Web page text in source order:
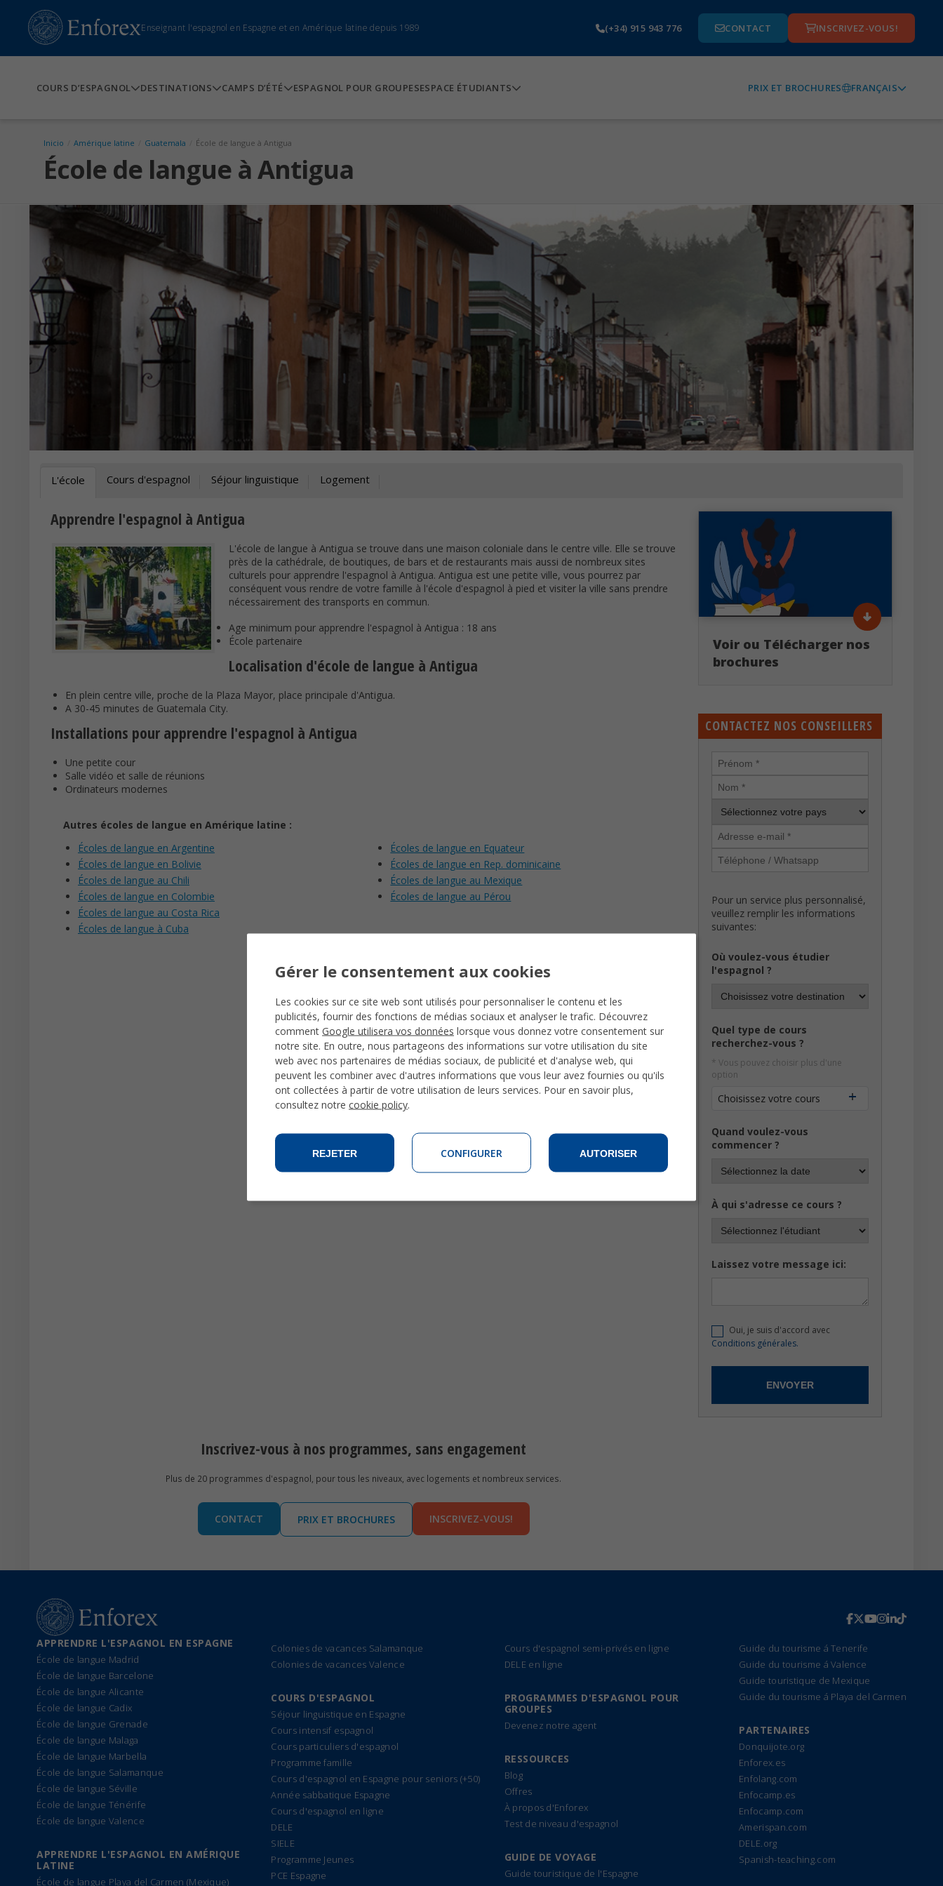
Enseignant l'espagnol en Espagne et en Amérique latine depuis 1989 (+34) 915 943 776 CONTACT INSCRIVEZ-VOUS!
COURS D’ESPAGNOL DESTINATIONS CAMPS D’ÉTÉ ESPAGNOL POUR GROUPESESPACE ÉTUDIANTS PRIX ET BROCHURES FRANÇAIS
Inicio Amérique latine Guatemala École de langue à Antigua
École de langue à Antigua
L'école Cours d'espagnol Séjour linguistique Logement
Apprendre l'espagnol à Antigua
L'école de langue à Antigua se trouve dans une maison coloniale dans le centre ville. Elle se trouve
près de la cathédrale, de boutiques, de bars et de restaurants mais aussi de nombreux sites
culturels pour apprendre l'espagnol à Antigua. Antigua est une petite ville, vous pourrez par
conséquent vous rendre de votre famille à l'école d'espagnol à pied et visiter la ville sans prendre
nécessairement des transports en commun.
Age minimum pour apprendre l'espagnol à Antigua : 18 ans
École partenaire
Localisation d'école de langue à Antigua
En plein centre ville, proche de la Plaza Mayor, place principale d'Antigua.
A 30-45 minutes de Guatemala City.
Installations pour apprendre l'espagnol à Antigua
Une petite cour
Salle vidéo et salle de réunions
Ordinateurs modernes
Autres écoles de langue en Amérique latine :
Écoles de langue en Argentine
Écoles de langue en Bolivie
Écoles de langue au Chili
Écoles de langue en Colombie
Écoles de langue au Costa Rica
Écoles de langue à Cuba
Écoles de langue en Equateur
Écoles de langue en Rep. dominicaine
Écoles de langue au Mexique
Écoles de langue au Pérou
Voir ou Télécharger nos
brochures
CONTACTEZ NOS CONSEILLERS
Pour un service plus personnalisé,
veuillez remplir les informations
suivantes:
Où voulez-vous étudier
l'espagnol ?
Quel type de cours
recherchez-vous ?
* Vous pouvez choisir plus d'une
option
Choisissez votre cours
Quand voulez-vous
commencer ?
À qui s'adresse ce cours ?
Laissez votre message ici:
Oui, je suis d'accord avec
Conditions générales.
Inscrivez-vous à nos programmes, sans engagement
Plus de 20 programmes d'espagnol, pour tous les niveaux, avec logements et nombreux services.
CONTACT PRIX ET BROCHURES INSCRIVEZ-VOUS!
APPRENDRE L'ESPAGNOL EN ESPAGNE
École de langue Madrid
École de langue Barcelone
École de langue Alicante
École de langue Cadix
École de langue Grenade
École de langue Malaga
École de langue Marbella
École de langue Salamanque
École de langue Séville
École de langue Ténérife
École de langue Valence
APPRENDRE L'ESPAGNOL EN AMÉRIQUE
LATINE
École de langue Playa del Carmen (Mexique)
Colonies de vacances Salamanque
Colonies de vacances Valence
COURS D'ESPAGNOL
Séjour linguistique en Espagne
Cours intensif espagnol
Cours particuliers d'espagnol
Programme famille
Cours d'espagnol en Espagne pour seniors (+50)
Année sabbatique Espagne
Cours d'espagnol en ligne
DELE
SIELE
Programme Jeunes
PCE Espagne
Cours d'espagnol semi-privés en ligne
DELE en ligne
PROGRAMMES D'ESPAGNOL POUR
GROUPES
Devenez notre agent
RESSOURCES
Blog
Offres
À propos d'Enforex
Test de niveau d'espagnol
GUIDE DE VOYAGE
Guide touristique de l'Espagne
Guide du tourisme á Tenerife
Guide du tourisme á Valence
Guide touristique de Mexique
Guide du tourisme á Playa del Carmen
PARTENAIRES
Donquijote.org
Enforex.es
Enfolang.com
Enfocamp.es
Enfocamp.com
Amerispan.com
DELE.org
Spanish-teaching.com
Gérer le consentement aux cookies
Les cookies sur ce site web sont utilisés pour personnaliser le contenu et les
publicités, fournir des fonctions de médias sociaux et analyser le trafic. Découvrez
comment Google utilisera vos données lorsque vous donnez votre consentement sur
notre site. En outre, nous partageons des informations sur votre utilisation du site
web avec nos partenaires de médias sociaux, de publicité et d'analyse web, qui
peuvent les combiner avec d'autres informations que vous leur avez fournies ou qu'ils
ont collectées à partir de votre utilisation de leurs services. Pour en savoir plus,
consultez notre cookie policy.
REJETER CONFIGURER AUTORISER